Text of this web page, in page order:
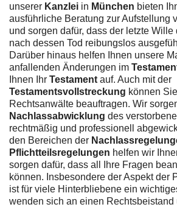
unserer Kanzlei in München bieten
ausführliche Beratung zur Aufstellung
und sorgen dafür, dass der letzte Wille
nach dessen Tod reibungslos
Darüber hinaus helfen Ihnen unsere
anfallenden Änderungen im
Ihnen Ihr Testament auf. Auch mit der
Testamentsvollstreckung können
Rechtsanwälte beauftragen. Wir
Nachlassabwicklung des
rechtmäßig und professionell
den Bereichen der
Pflichtteilsregelungen helfen wir
sorgen dafür, dass all Ihre Fragen
können. Insbesondere der Aspekt der
ist für viele Hinterbliebene ein
wenden sich an einen Rechtsbeistand